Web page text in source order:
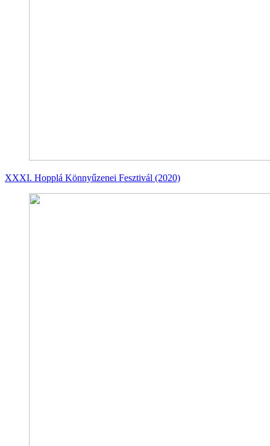
XXXI. Hopplá Könnyűzenei Fesztivál (2020)